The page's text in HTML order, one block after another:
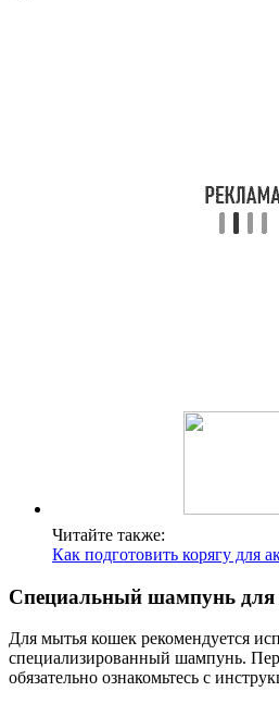
Читайте также:
Как подготовить корягу для
Специальный шампунь
Для мытья кошек рекомендуется
специализированный шампунь.
обязательно ознакомьтесь с